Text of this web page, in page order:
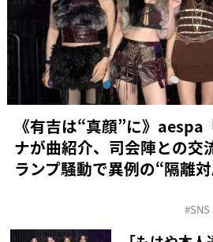
《有吉は“真顔”に》aespa
ナが曲紹介、司会陣との
ランプ騒動で異例の“隔離
SNS